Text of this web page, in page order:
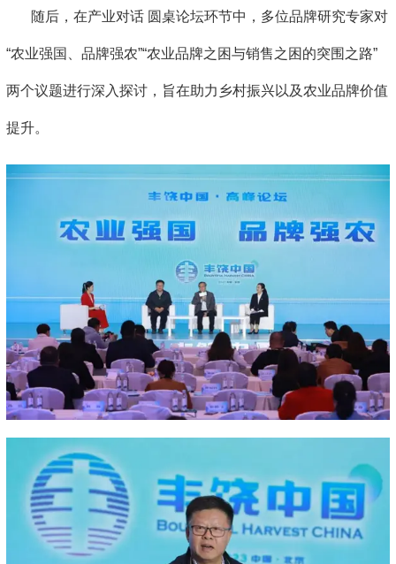
随后，在产业对话 圆桌论坛环节中，多位品牌研究专家对
“农业强国、品牌强农”“农业品牌之困与销售之困的突围之路”
两个议题进行深入探讨，旨在助力乡村振兴以及农业品牌价值
提升。